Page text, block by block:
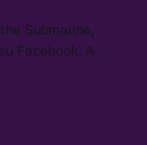
Submarine,
Facebook. A